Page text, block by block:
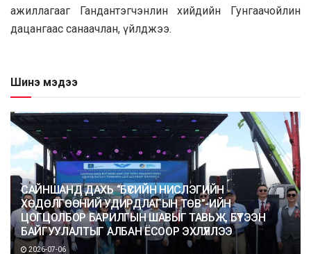
ажиллагааг Гандантэгчэнлин хийдийн Гунгаачойлин
дацангаас санаачлан, үйлджээ.
Шинэ мэдээ
САЙНШАНД ДАХЬ “БҮСИЙН НИСЛЭГИЙН
ХӨДӨЛГӨӨНИЙ УДИРДЛАГЫН ТӨВ”-ИЙН
ЦОГЦОЛБОР БАРИЛГЫН ШАВЫГ ТАВЬЖ, БҮТЭЭН
БАЙГУУЛАЛТЫГ АЛБАН ЁСООР ЭХЛҮҮЛЛЭЭ
2026-07-06